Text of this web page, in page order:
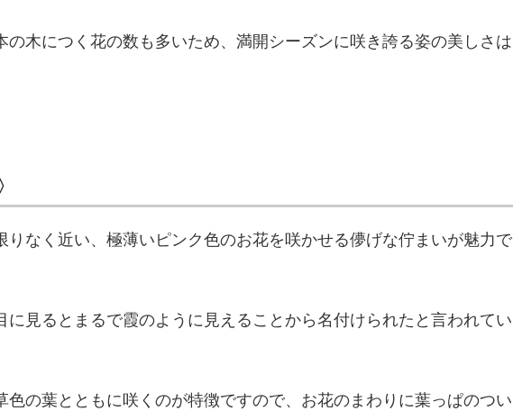
の木につく花の数も多いため、満開シーズンに咲き誇る姿の美しさは
りなく近い、極薄いピンク色のお花を咲かせる儚げな佇まいが魅力で
に見るとまるで霞のように見えることから名付けられたと言われてい
色の葉とともに咲くのが特徴ですので、お花のまわりに葉っぱのつい